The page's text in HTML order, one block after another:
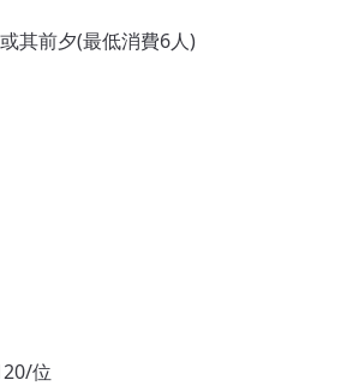
其前夕(最低消費6人)
位